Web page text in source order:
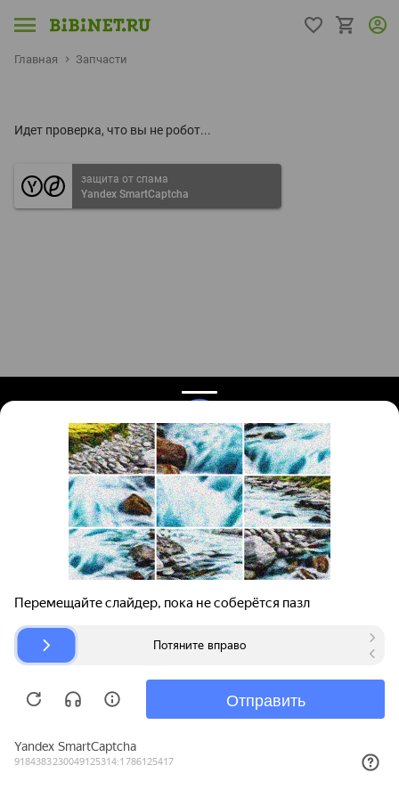
Главная Запчасти
Идет проверка, что вы не робот...
защита от спама
Yandex SmartCaptcha
Поиск запчастей
Для автокомпаний
Авторазборки
О проекте
Помощь
Карта сайта
© bibinet.ru - система поиска запчастей,
Copyright 2010-2026 Все права защищены